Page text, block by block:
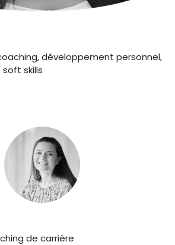
développement personnel,
skills
de carrière